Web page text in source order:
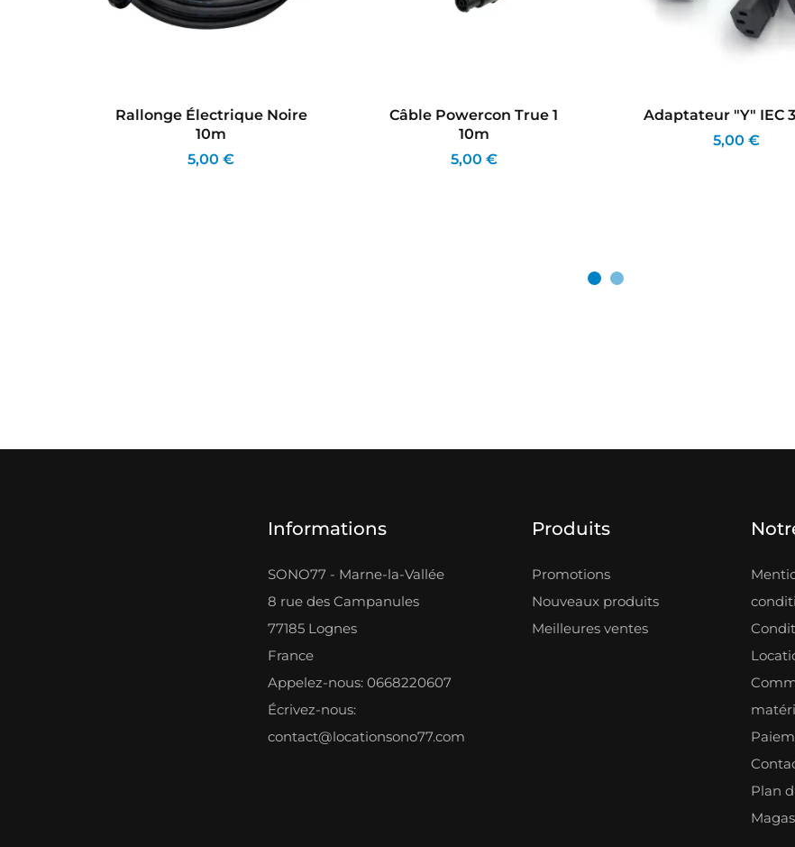
Rallonge Électrique Noire
10m
5,00 €
Câble Powercon True 1
10m
5,00 €
Adaptateur "Y" IEC
5,00 €
Informations
SONO77 - Marne-la-Vallée
8 rue des Campanules
77185 Lognes
France
Appelez-nous: 0668220607
Écrivez-nous:
contact@locationsono77.com
Produits
Promotions
Nouveaux produits
Meilleures ventes
Plan